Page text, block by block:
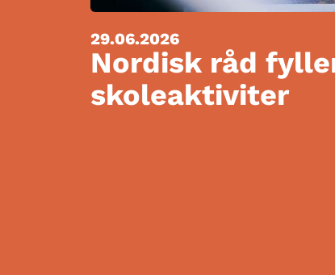
29.06.2026
Nordisk råd
skoleaktiviter